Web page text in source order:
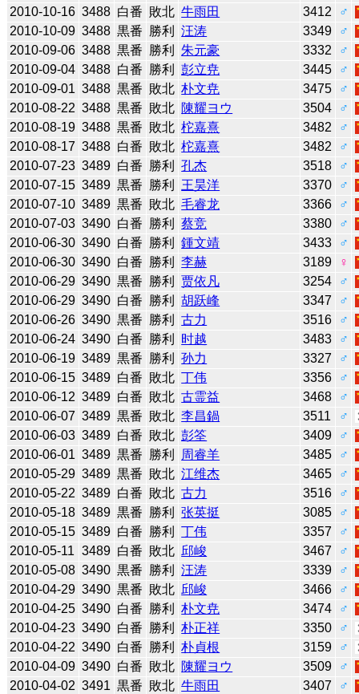
2010-10-16 3488 白番 敗北 牛雨田 3412
♂
2010-10-09 3488 黒番 勝利 汪涛 3349
♂
2010-09-06 3488 黒番 勝利 朱元豪 3332
♂
2010-09-04 3488 白番 勝利 彭立尭 3445
♂
2010-09-01 3488 黒番 敗北 朴文尭 3475
♂
2010-08-22 3488 黒番 敗北 陳耀ヨウ 3504
♂
2010-08-19 3488 黒番 敗北 柁嘉熹 3482
♂
2010-08-17 3488 白番 敗北 柁嘉熹 3482
♂
2010-07-23 3489 白番 勝利 孔杰 3518
♂
2010-07-15 3489 黒番 勝利 王昊洋 3370
♂
2010-07-10 3489 黒番 敗北 毛睿龙 3366
♂
2010-07-03 3490 白番 勝利 蔡竞 3380
♂
2010-06-30 3490 白番 勝利 鍾文靖 3433
♂
2010-06-30 3490 白番 勝利 李赫 3189
♀
2010-06-29 3490 黒番 勝利 贾依凡 3254
♂
2010-06-29 3490 白番 勝利 胡跃峰 3347
♂
2010-06-26 3490 黒番 勝利 古力 3516
♂
2010-06-24 3490 白番 勝利 时越 3483
♂
2010-06-19 3489 黒番 勝利 孙力 3327
♂
2010-06-15 3489 白番 敗北 丁伟 3356
♂
2010-06-12 3489 白番 敗北 古霊益 3468
♂
2010-06-07 3489 黒番 敗北 李昌鍋 3511
♂
2010-06-03 3489 白番 敗北 彭筌 3409
♂
2010-06-01 3489 黒番 勝利 周睿羊 3485
♂
2010-05-29 3489 黒番 敗北 江维杰 3465
♂
2010-05-22 3489 白番 敗北 古力 3516
♂
2010-05-18 3489 黒番 勝利 张英挺 3085
♂
2010-05-15 3489 白番 勝利 丁伟 3357
♂
2010-05-11 3489 白番 敗北 邱峻 3467
♂
2010-05-08 3490 黒番 勝利 汪涛 3339
♂
2010-04-29 3490 黒番 敗北 邱峻 3466
♂
2010-04-25 3490 白番 勝利 朴文尭 3474
♂
2010-04-23 3490 白番 勝利 朴正祥 3350
♂
2010-04-22 3490 白番 勝利 朴貞根 3159
♂
2010-04-09 3490 白番 敗北 陳耀ヨウ 3509
♂
2010-04-02 3491 黒番 敗北 牛雨田 3407
♂